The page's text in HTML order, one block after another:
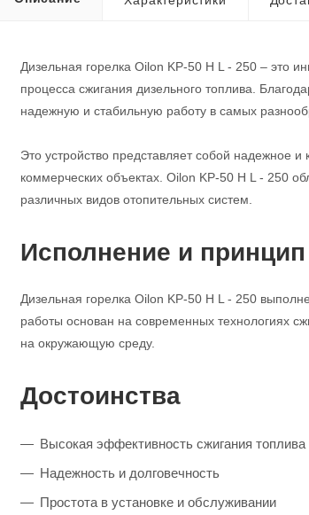
Дизельная горелка Oilon KP-50 H L - 250 – это
процесса сжигания дизельного топлива.
надежную и стабильную работу в самых
Это устройство представляет собой надежное
коммерческих объектах. Oilon KP-50 H L - 250
различных видов отопительных систем.
Исполнение и
Дизельная горелка Oilon KP-50 H L - 250
работы основан на современных технологиях
на окружающую среду.
Достоинства
Высокая эффективность сжигания топлива
Надежность и долговечность
Простота в установке и обслуживании